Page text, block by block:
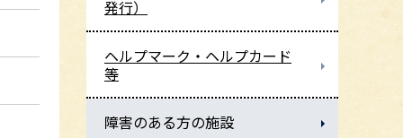
発行）
ヘルプマーク・ヘルプカード
等
障害のある方の施設